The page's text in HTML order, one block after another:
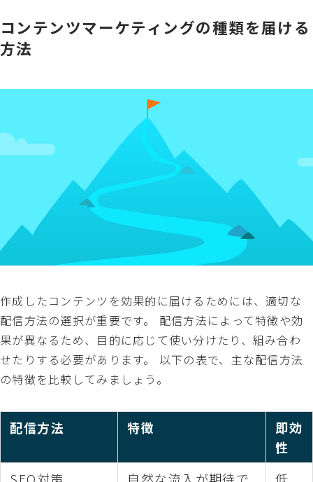
コンテンツマーケティングの種類を届ける
方法
作成したコンテンツを効果的に届けるためには、適切な
配信方法の選択が重要です。 配信方法によって特徴や効
果が異なるため、目的に応じて使い分けたり、組み合わ
せたりする必要があります。 以下の表で、主な配信方法
の特徴を比較してみましょう。
配信方法 特徴
即効
性
SEO対策
自然な流入が期待で 低